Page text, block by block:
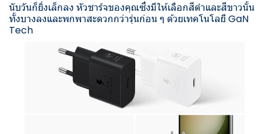
นับวันก็ยิ่งเล็กลง หัวชาร์จของคุณซึ่งมีให้เลือกสีดำและสีขาวนั้น
ทั้งบางลงและพกพาสะดวกกว่ารุ่นก่อน ๆ ด้วยเทคโนโลยี GaN
Tech